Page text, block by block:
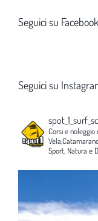
Seguici su Facebook
Seguici su
Corsi e noleggio
Sport, Natura e